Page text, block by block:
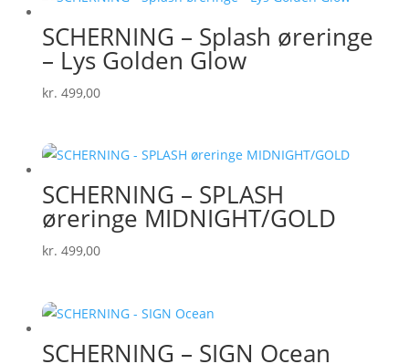
SCHERNING – Splash øreringe
– Lys Golden Glow
kr. 499,00
SCHERNING – SPLASH
øreringe MIDNIGHT/GOLD
kr. 499,00
SCHERNING – SIGN Ocean